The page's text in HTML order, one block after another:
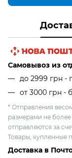
Самовывоз из
до 2999 грн -
от 3000 грн -
* Отправления
размерами не
отправляются за
Товары, купленные
Доставка в